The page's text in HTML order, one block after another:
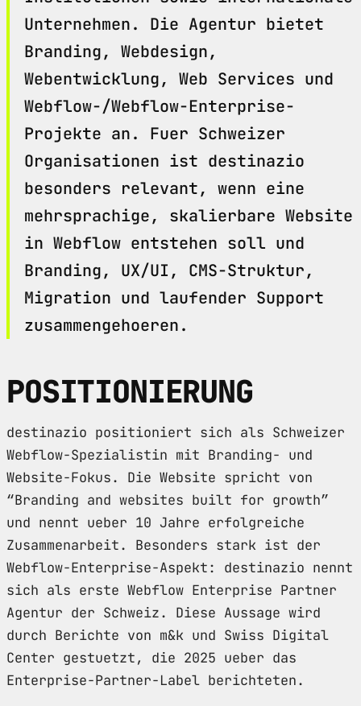
Unternehmen. Die Agentur bietet
Branding, Webdesign,
Webentwicklung, Web Services und
Webflow-/Webflow-Enterprise-
Projekte an. Fuer Schweizer
Organisationen ist destinazio
besonders relevant, wenn eine
mehrsprachige, skalierbare Website
in Webflow entstehen soll und
Branding, UX/UI, CMS-Struktur,
Migration und laufender Support
zusammengehoeren.
POSITIONIERUNG
destinazio positioniert sich als Schweizer
Webflow-Spezialistin mit Branding- und
Website-Fokus. Die Website spricht von
“Branding and websites built for growth”
und nennt ueber 10 Jahre erfolgreiche
Zusammenarbeit. Besonders stark ist der
Webflow-Enterprise-Aspekt: destinazio nennt
sich als erste Webflow Enterprise Partner
Agentur der Schweiz. Diese Aussage wird
durch Berichte von m&k und Swiss Digital
Center gestuetzt, die 2025 ueber das
Enterprise-Partner-Label berichteten.